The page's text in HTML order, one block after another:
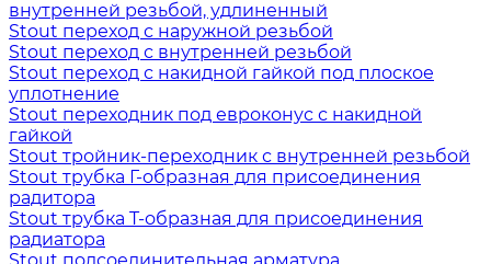
внутренней резьбой, удлиненный
Stout переход с наружной резьбой
Stout переход с внутренней резьбой
Stout переход с накидной гайкой под плоское
уплотнение
Stout переходник под евроконус с накидной
гайкой
Stout тройник-переходник с внутренней резьбой
Stout трубка Г-образная для присоединения
радитора
Stout трубка T-образная для присоединения
радиатора